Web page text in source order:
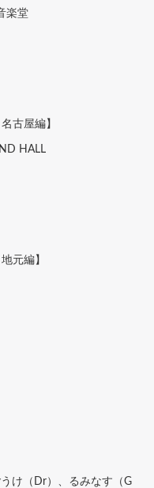
楽堂
古屋編】
HALL
元編】
け（Dr）、るみなす（G